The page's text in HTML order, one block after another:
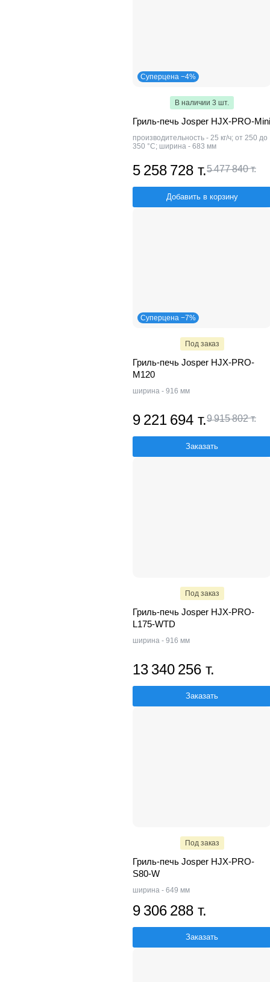
Суперцена −4%
В наличии 3 шт.
Гриль-печь Josper HJX-PRO-Mini
производительность - 25 кг/ч; от 250 до
350 °С; ширина - 683 мм
5 258 728 т.5 477 840 т.
Добавить в корзину
Суперцена −7%
Под заказ
Гриль-печь Josper HJX-PRO-
M120
ширина - 916 мм
9 221 694 т.9 915 802 т.
Заказать
Под заказ
Гриль-печь Josper HJX-PRO-
L175-WTD
ширина - 916 мм
13 340 256 т.
Заказать
Под заказ
Гриль-печь Josper HJX-PRO-
S80-W
ширина - 649 мм
9 306 288 т.
Заказать